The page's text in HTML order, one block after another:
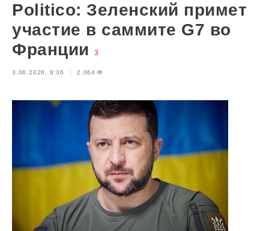
ПРОИСШЕСТВИЯ СПОРТ КУЛЬТУРА ИСТОРИЯ
МНЕНИЕ ИНТЕРВЬЮ ТЕХНОЛОГИИ ЗДОРОВЬЕ
АВТО ОТДЫХ ОБХОД БЛОКИРОВКИ И СОЛИДАРНОСТЬ
КОРОНАВИРУС БЕЛАРУСЬ В НАТО
Politico: Зеленский примет
участие в саммите G7 во
Франции
3
3.06.2026, 8:36 2,064